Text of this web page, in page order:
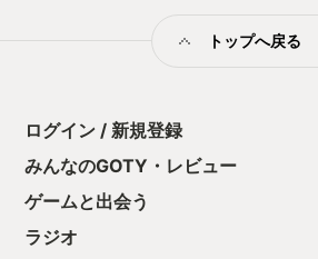
われる人も多いと思います。 そんな方に
る敵とかもいません。 採掘する図形も無限
ムです。 お題が変わったら使えそうな素材
工場を作る。 または、以前作った工場を改
り、 既にある工場をコピーして、お目当て
ストする。 これですべてのお題はクリア可
トップへ戻る
ログイン / 新規登録
みんなのGOTY・レビュー
ゲームと出会う
ラジオ